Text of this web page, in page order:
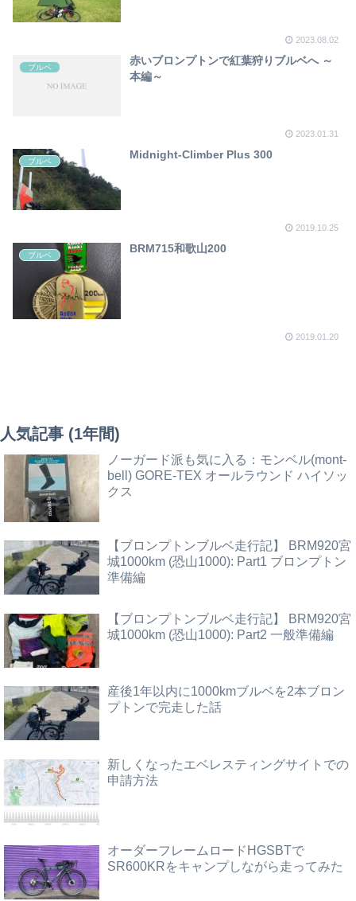
2023.08.02
ブルベ
赤いブロンプトンで紅葉狩りブルベへ ～
本編～
2023.01.31
ブルベ
Midnight-Climber Plus 300
2019.10.25
ブルベ
BRM715和歌山200
2019.01.20
人気記事 (1年間)
ノーガード派も気に入る：モンベル(mont-
bell) GORE-TEX オールラウンド ハイソッ
クス
【ブロンプトンブルベ走行記】 BRM920宮
城1000km (恐山1000): Part1 ブロンプトン
準備編
【ブロンプトンブルベ走行記】 BRM920宮
城1000km (恐山1000): Part2 一般準備編
産後1年以内に1000kmブルベを2本ブロン
プトンで完走した話
新しくなったエベレスティングサイトでの
申請方法
オーダーフレームロードHGSBTで
SR600KRをキャンプしながら走ってみた